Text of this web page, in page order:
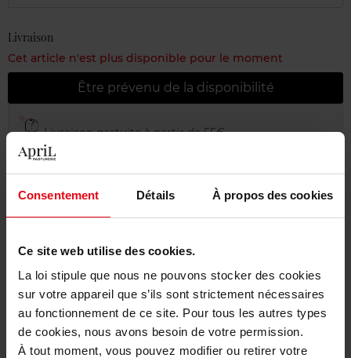
Consentement Détails À propos des cookies
Ce site web utilise des cookies.
La loi stipule que nous ne pouvons stocker des cookies
sur votre appareil que s’ils sont strictement nécessaires
au fonctionnement de ce site. Pour tous les autres types
de cookies, nous avons besoin de votre permission.
À tout moment, vous pouvez modifier ou retirer votre
Livraison
Cet article n'est plus disponible pour le moment
Être prévenu de la disponibilité
Livraison gratuite à partir de 55€
Retour gratuit dans votre magasin
Emballage cadeau offert
Description
Caractéristiques